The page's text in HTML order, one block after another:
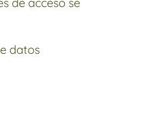
datos